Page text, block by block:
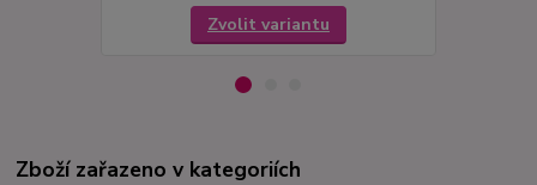
Zvolit variantu
Zboží zařazeno v kategoriích